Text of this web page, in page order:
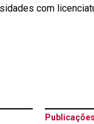
com
Publicações